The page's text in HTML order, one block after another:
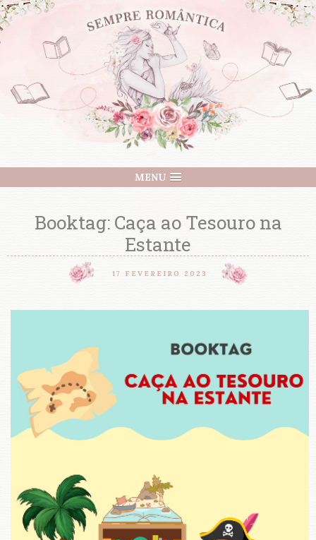
MENU
Booktag: Caça ao Tesouro na
Estante
17 FEVEREIRO 2023